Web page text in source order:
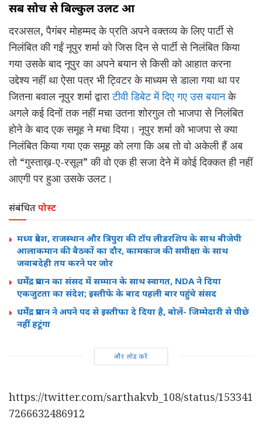
सब सोच से बिल्कुल उलट हुआ
दरअसल, पैगंबर मोहम्मद के प्रति अपने वक्तव्य के लिए पार्टी से
निलंबित की गईं नूपुर शर्मा को जिस दिन से पार्टी से निलंबित किया
गया उसके बाद नूपुर का अपने बयान से किसी को आहात करना
उद्देश्य नहीं था ऐसा पत्र भी ट्विटर के माध्यम से डाला गया था पर
जितना बवाल नूपुर शर्मा द्वाराटीवी डिबेट में दिए गए उस बयानके
अगले कई दिनों तक नहीं मचा उतना शोरगुल तो भाजपा से निलंबित
होने के बाद एक समूह ने मचा दिया। नूपुर शर्मा को भाजपा से क्या
निलंबित किया गया एक समूह को लगा कि अब तो वो अकेली हैं अब
तो “गुस्ताख़-ए-रसूल” की वो एक ही सजा देने में कोई दिक्कत ही नहीं
आएगी पर हुआ उसके उलट।
संबंधितपोस्ट
मध्य प्रदेश, राजस्थान और त्रिपुरा की टॉप लीडरशिप के साथ बीजेपी
आलाकमान की बैठकों का दौर, कामकाज की समीक्षा के साथ
जवाबदेही तय करने पर जोर
धर्मेंद्र प्रधान का संसद में सम्मान के साथ स्वागत, NDA ने दिया
एकजुटता का संदेश; इस्तीफे के बाद पहली बार पहुंचे संसद
धर्मेंद्र प्रधान ने अपने पद से इस्तीफा दे दिया है, बोलें- जिम्मेदारी से पीछे
नहीं हटूंगा
और लोड करें
https://twitter.com/sarthakvb_108/status/153341
7266632486912